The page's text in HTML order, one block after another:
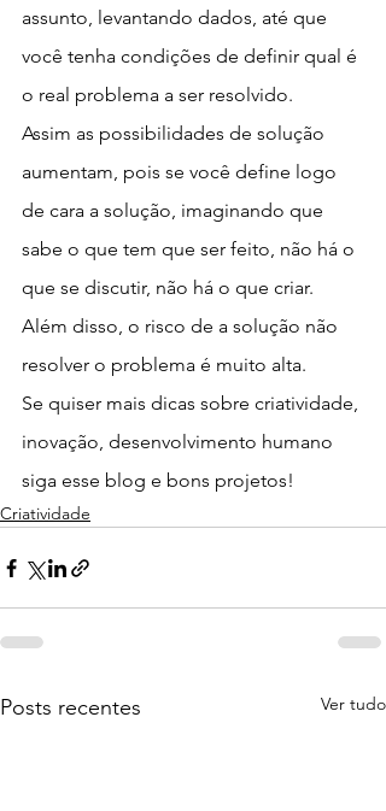
assunto, levantando dados, até que
você tenha condições de definir qual é
o real problema a ser resolvido.
Assim as possibilidades de solução
aumentam, pois se você define logo
de cara a solução, imaginando que
sabe o que tem que ser feito, não há o
que se discutir, não há o que criar.
Além disso, o risco de a solução não
resolver o problema é muito alta.
Se quiser mais dicas sobre criatividade,
inovação, desenvolvimento humano
siga esse blog e bons projetos!
Criatividade
Posts recentes Ver tudo